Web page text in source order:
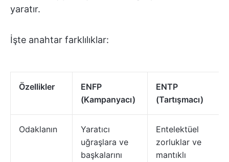
yaratır.
İşte anahtar farklılıklar:
Özellikler
ENFP
(Kampanyacı)
ENTP
(Tartışmacı)
Odaklanın
Yaratıcı
uğraşlara ve
başkalarını
Entelektüel
zorluklar ve
mantıklı